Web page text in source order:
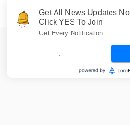
Get All News Updates
Click YES To Join
Get Every Notification.